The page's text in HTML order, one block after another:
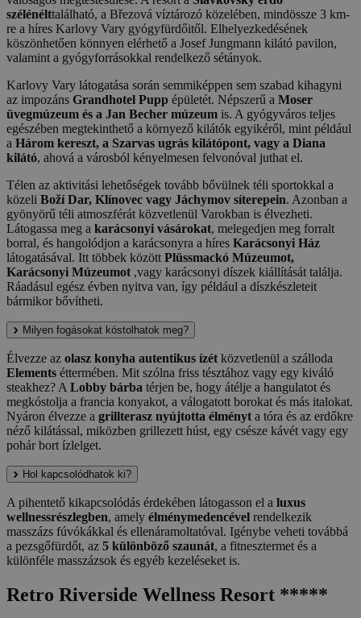
szélénélttalálható, a Březová víztározó közelében, mindössze 3 km-
re a híres Karlovy Vary gyógyfürdőitől. Elhelyezkedésének
köszönhetően könnyen elérhető a Josef Jungmann kilátó pavilon,
valamint a gyógyforrásokkal rendelkező sétányok.
Karlovy Vary látogatása során semmiképpen sem szabad kihagyni
az impozáns Grandhotel Pupp épületét. Népszerű a Moser
üvegmúzeum és a Jan Becher múzeum is. A gyógyváros teljes
egészében megtekinthető a környező kilátók egyikéről, mint például
a Három kereszt, a Szarvas ugrás kilátópont, vagy a Diana
kilátó, ahová a városból kényelmesen felvonóval juthat el.
Télen az aktivitási lehetőségek tovább bővülnek téli sportokkal a
közeli Boží Dar, Klínovec vagy Jáchymov síterepein. Azonban a
gyönyörű téli atmoszférát közvetlenül Varokban is élvezheti.
Látogassa meg a karácsonyi vásárokat, melegedjen meg forralt
borral, és hangolódjon a karácsonyra a híres Karácsonyi Ház
látogatásával. Itt többek között Plüssmackó Múzeumot,
Karácsonyi Múzeumot ,vagy karácsonyi díszek kiállítását találja.
Ráadásul egész évben nyitva van, így például a díszkészleteit
bármikor bővítheti.
Milyen fogásokat kóstolhatok meg?
Élvezze az olasz konyha autentikus ízét közvetlenül a szálloda
Elements éttermében. Mit szólna friss tésztához vagy egy kiváló
steakhez? A Lobby bárba térjen be, hogy átélje a hangulatot és
megkóstolja a francia konyakot, a válogatott borokat és más italokat.
Nyáron élvezze a grillterasz nyújtotta élményt a tóra és az erdőkre
néző kilátással, miközben grillezett húst, egy csésze kávét vagy egy
pohár bort ízlelget.
Hol kapcsolódhatok ki?
A pihentető kikapcsolódás érdekében látogasson el a luxus
wellnessrészlegben, amely élménymedencével rendelkezik
masszázs fúvókákkal és ellenáramoltatóval. Igénybe veheti továbbá
a pezsgőfürdőt, az 5 különböző szaunát, a fitnesztermet és a
különféle masszázsok és egyéb kezeléseket is.
Retro Riverside Wellness Resort *****